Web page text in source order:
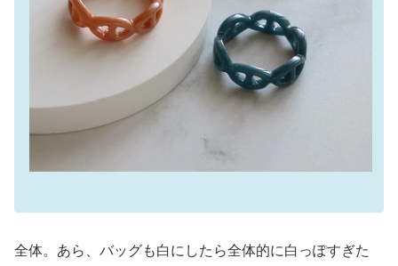
全体。あら、バッグも白にしたら全体的に白っぽすぎた